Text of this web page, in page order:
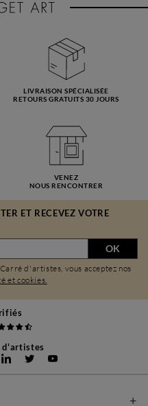
LIVRAISON SPÉCIALISÉE
RETOURS GRATUITS 30 JOURS
VENEZ
NOUS RENCONTRER
ET RECEVEZ VOTRE
OK
d'artistes, vous acceptez nos
et cookies.
d'artistes